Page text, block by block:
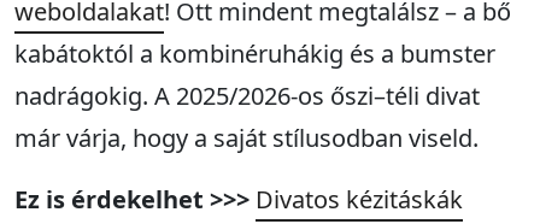
weboldalakat! Ott mindent megtalálsz – a bő
kabátoktól a kombinéruhákig és a bumster
nadrágokig. A 2025/2026-os őszi–téli divat
már várja, hogy a saját stílusodban viseld.
Ez is érdekelhet >>> Divatos kézitáskák